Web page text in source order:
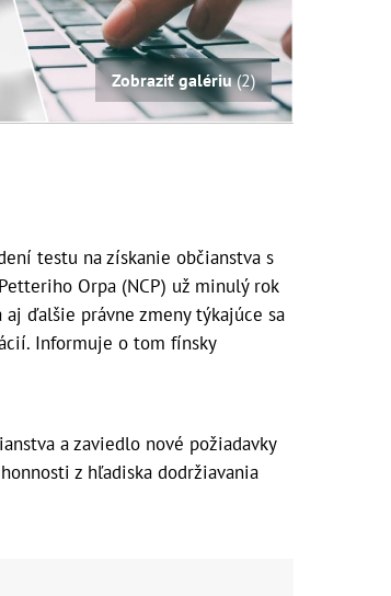
Zobraziť galériu(2)
testu na získanie občianstva s
Orpa (NCP) už minulý rok
ďalšie právne zmeny týkajúce sa
Informuje o tom fínsky
a zaviedlo nové požiadavky
z hľadiska dodržiavania